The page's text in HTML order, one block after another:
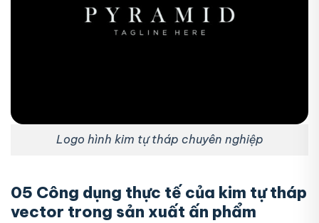
Logo hình kim tự tháp chuyên nghiệp
05 Công dụng thực tế của kim tự tháp
vector trong sản xuất ấn phẩm